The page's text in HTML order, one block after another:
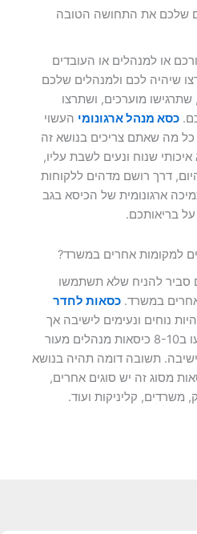
שלכם את התחושה הטובה
או למנהלים או העובדים
שיהיה לכם ולמנהלים שלכם
מוערכים, ושתרצו
כסא מנהל ארגונומי העשוי
מה שאתם צריכים בנושא זה
שנוח ונעים לשבת עליו,
דרך רושם מדהים ללקוחות
ארגונומית של הכיסא בגב
בריאותכם.
למקומות אחרים במשרד?
סביר להניח שלא תשתמשו
במשרד. כסאות לחדר
נוחים ונעימים לישיבה אך
סביר להניח שלא תשקיעו ב8-10 כיסאות מנהלים מעור
תשובה דומה תהיה בנושא
מסוג זה יש סוגים אחרים,
משרדים, קליניקות ועוד.